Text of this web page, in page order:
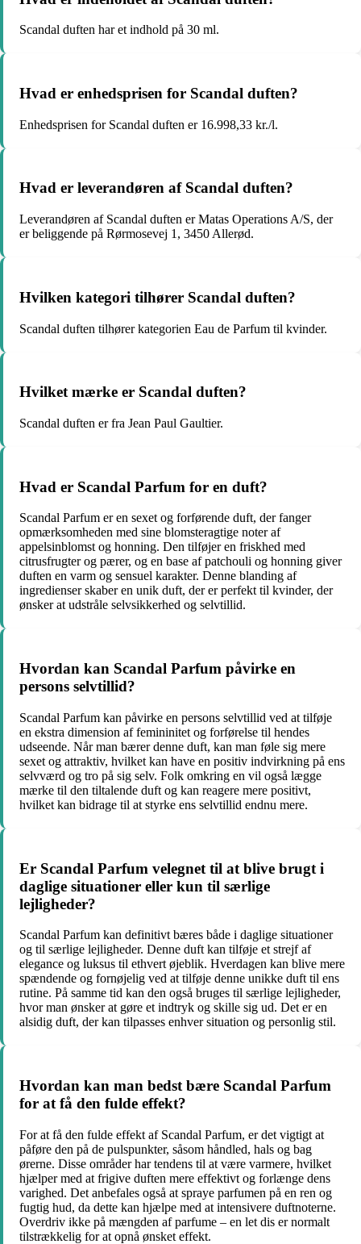
Scandal duften har et indhold på 30 ml.
Hvad er enhedsprisen for Scandal duften?
Enhedsprisen for Scandal duften er 16.998,33 kr./l.
Hvad er leverandøren af Scandal duften?
Leverandøren af Scandal duften er Matas Operations A/S, der
er beliggende på Rørmosevej 1, 3450 Allerød.
Hvilken kategori tilhører Scandal duften?
Scandal duften tilhører kategorien Eau de Parfum til kvinder.
Hvilket mærke er Scandal duften?
Scandal duften er fra Jean Paul Gaultier.
Hvad er Scandal Parfum for en duft?
Scandal Parfum er en sexet og forførende duft, der fanger
opmærksomheden med sine blomsteragtige noter af
appelsinblomst og honning. Den tilføjer en friskhed med
citrusfrugter og pærer, og en base af patchouli og honning giver
duften en varm og sensuel karakter. Denne blanding af
ingredienser skaber en unik duft, der er perfekt til kvinder, der
ønsker at udstråle selvsikkerhed og selvtillid.
Hvordan kan Scandal Parfum påvirke en
persons selvtillid?
Scandal Parfum kan påvirke en persons selvtillid ved at tilføje
en ekstra dimension af femininitet og forførelse til hendes
udseende. Når man bærer denne duft, kan man føle sig mere
sexet og attraktiv, hvilket kan have en positiv indvirkning på ens
selvværd og tro på sig selv. Folk omkring en vil også lægge
mærke til den tiltalende duft og kan reagere mere positivt,
hvilket kan bidrage til at styrke ens selvtillid endnu mere.
Er Scandal Parfum velegnet til at blive brugt i
daglige situationer eller kun til særlige
lejligheder?
Scandal Parfum kan definitivt bæres både i daglige situationer
og til særlige lejligheder. Denne duft kan tilføje et strejf af
elegance og luksus til ethvert øjeblik. Hverdagen kan blive mere
spændende og fornøjelig ved at tilføje denne unikke duft til ens
rutine. På samme tid kan den også bruges til særlige lejligheder,
hvor man ønsker at gøre et indtryk og skille sig ud. Det er en
alsidig duft, der kan tilpasses enhver situation og personlig stil.
Hvordan kan man bedst bære Scandal Parfum
for at få den fulde effekt?
For at få den fulde effekt af Scandal Parfum, er det vigtigt at
påføre den på de pulspunkter, såsom håndled, hals og bag
ørerne. Disse områder har tendens til at være varmere, hvilket
hjælper med at frigive duften mere effektivt og forlænge dens
varighed. Det anbefales også at spraye parfumen på en ren og
fugtig hud, da dette kan hjælpe med at intensivere duftnoterne.
Overdriv ikke på mængden af parfume – en let dis er normalt
tilstrækkelig for at opnå ønsket effekt.